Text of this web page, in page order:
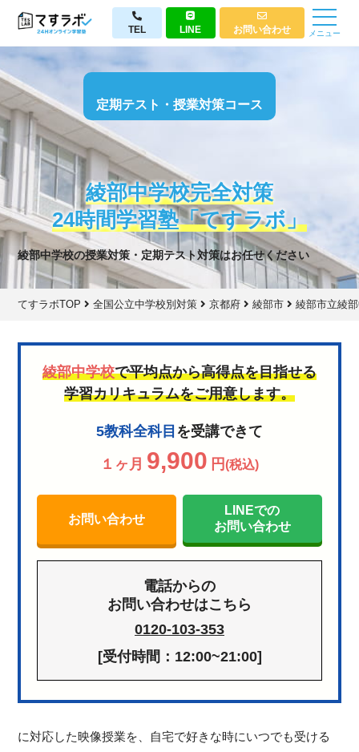
TEL LINE お問い合わせ メニュー
定期テスト・授業対策コース
綾部中学校完全対策
24時間学習塾「てすラボ」
綾部中学校の授業対策・定期テスト対策はお任せください
てすラボTOP 全国公立中学校別対策 京都府 綾部市 綾部市立綾
綾部中学校で平均点から高得点を目指せる
学習カリキュラムをご用意します。
5教科全科目 を受講できて
１ヶ月 9,900 円(税込)
お問い合わせ
LINEでの
お問い合わせ
電話からの
お問い合わせはこちら
0120-103-353
[受付時間：12:00~21:00]
に対応した映像授業を、自宅で好きな時にいつでも受ける